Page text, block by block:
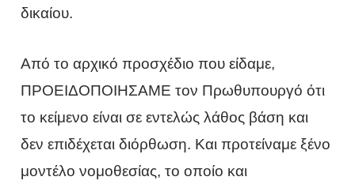
δικαίου.
Από το αρχικό προσχέδιο που είδαμε,
ΠΡΟΕΙΔΟΠΟΙΗΣΑΜΕ τον Πρωθυπουργό ότι
το κείμενο είναι σε εντελώς λάθος βάση και
δεν επιδέχεται διόρθωση. Και προτείναμε ξένο
μοντέλο νομοθεσίας, το οποίο και